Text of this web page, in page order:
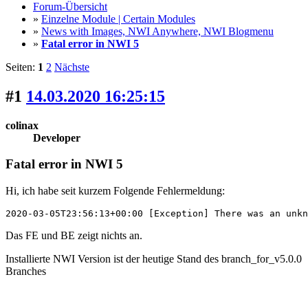
Forum-Übersicht
» Einzelne Module | Certain Modules
» News with Images, NWI Anywhere, NWI Blogmenu
» Fatal error in NWI 5
Seiten: 1 2 Nächste
#1 14.03.2020 16:25:15
colinax
Developer
Fatal error in NWI 5
Hi, ich habe seit kurzem Folgende Fehlermeldung:
2020-03-05T23:56:13+00:00 [Exception] There was an
Das FE und BE zeigt nichts an.
Installierte NWI Version ist der heutige Stand des branch_for_v5.0.0
Branches